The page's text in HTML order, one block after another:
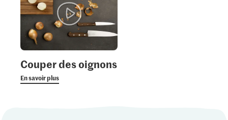
Couper des oignons
En savoir plus